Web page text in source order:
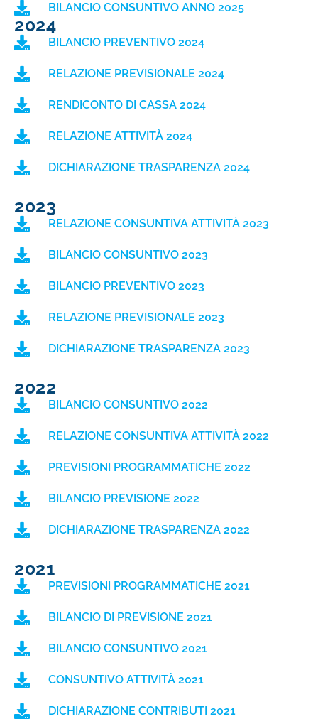
BILANCIO CONSUNTIVO ANNO 2025
2024
BILANCIO PREVENTIVO 2024
RELAZIONE PREVISIONALE 2024
RENDICONTO DI CASSA 2024
RELAZIONE ATTIVITÀ 2024
DICHIARAZIONE TRASPARENZA 2024
2023
RELAZIONE CONSUNTIVA ATTIVITÀ 2023
BILANCIO CONSUNTIVO 2023
BILANCIO PREVENTIVO 2023
RELAZIONE PREVISIONALE 2023
DICHIARAZIONE TRASPARENZA 2023
2022
BILANCIO CONSUNTIVO 2022
RELAZIONE CONSUNTIVA ATTIVITÀ 2022
PREVISIONI PROGRAMMATICHE 2022
BILANCIO PREVISIONE 2022
DICHIARAZIONE TRASPARENZA 2022
2021
PREVISIONI PROGRAMMATICHE 2021
BILANCIO DI PREVISIONE 2021
BILANCIO CONSUNTIVO 2021
CONSUNTIVO ATTIVITÀ 2021
DICHIARAZIONE CONTRIBUTI 2021